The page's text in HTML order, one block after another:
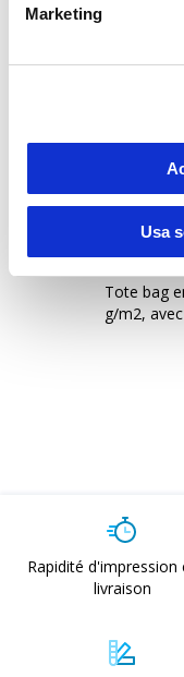
Marketing
Usa
Tote bag
g/m2,
Rapidité d'impression
livraison